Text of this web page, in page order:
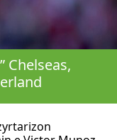
Chelseas,